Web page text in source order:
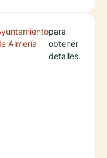
Almería
para
obtener
detalles.